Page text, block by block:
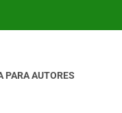
PARA AUTORES